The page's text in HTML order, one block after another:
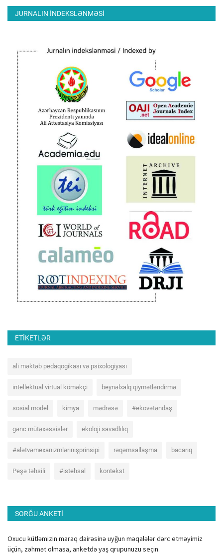
ƏLAQƏ
Azerbaijani English
JURNALIN INDEKSLƏNMƏSI
ETIKETLƏR
ali məktəb pedaqogikası və psixologiyası
intellektual virtual köməkçi beynəlxalq qiymətləndirmə
sosial model kimya mədrəsə #ekovətəndaş
gənc mütəxəssislər ekoloji savadlılıq
#alətvəmexanizmlərinişprinsipi rəqəmsallaşma bacarıq
Peşə təhsili #istehsal kontekst
SORĞU ANKETI
Oxucu kütləmizin maraq dairəsinə uyğun məqalələr dərc etməyimiz
üçün, zəhmət olmasa, anketdə yaş qrupunuzu seçin.